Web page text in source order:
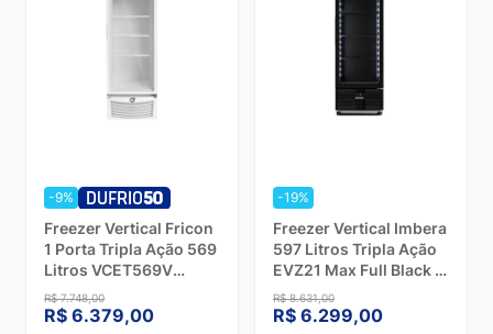
-9%
Freezer Vertical Fricon
1 Porta Tripla Ação 569
Litros VCET569V
Branco - 220V
R$ 7.748,00
R$ 6.379,00
-19%
Freezer Vertical Imbera
597 Litros Tripla Ação
EVZ21 Max Full Black -
220V
R$ 8.631,00
R$ 6.299,00